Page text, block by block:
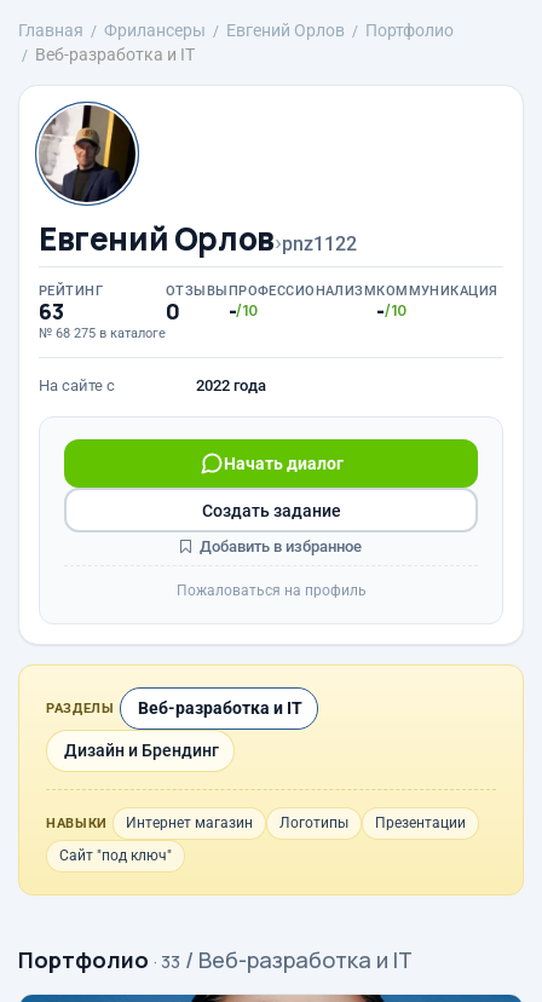
Главная Фрилансеры Евгений Орлов
Портфолио
Веб-разработка и IT
Евгений Орлов›pnz1122
РЕЙТИНГ
63
№ 68 275 в каталоге
ОТЗЫВЫ
0
ПРОФЕССИОНАЛИЗМ
-/10
КОММУНИКАЦИЯ
-/10
На сайте с 2022 года
Начать диалог
Создать задание
Добавить в избранное
Пожаловаться на профиль
РАЗДЕЛЫ Веб-разработка и IT
Дизайн и Брендинг
НАВЫКИ Интернет магазин Логотипы
Презентации
Сайт "под ключ"
Портфолио · 33 / Веб-разработка и IT